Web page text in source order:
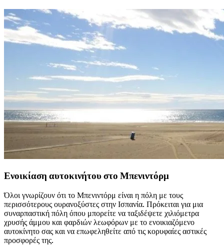
Ενοικίαση αυτοκινήτου στο Μπενιντόρμ
Όλοι γνωρίζουν ότι το Μπενιντόρμ είναι η πόλη με τους
περισσότερους ουρανοξύστες στην Ισπανία. Πρόκειται για μια
συναρπαστική πόλη όπου μπορείτε να ταξιδέψετε χιλιόμετρα
χρυσής άμμου και φαρδιών λεωφόρων με το ενοικιαζόμενο
αυτοκίνητο σας και να επωφεληθείτε από τις κορυφαίες αστικές
προσφορές της.